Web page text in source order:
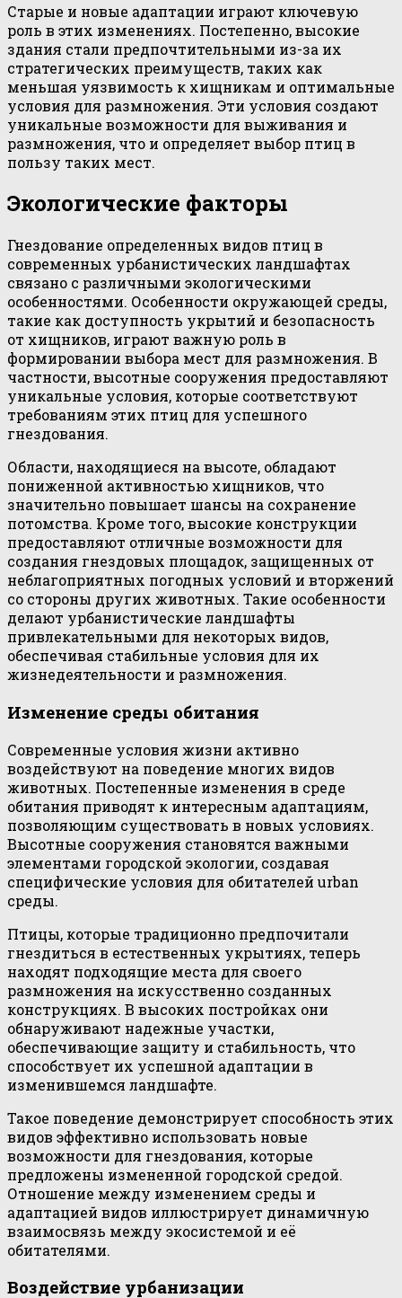
Старые и новые адаптации играют ключевую
роль в этих изменениях. Постепенно, высокие
здания стали предпочтительными из-за их
стратегических преимуществ, таких как
меньшая уязвимость к хищникам и оптимальные
условия для размножения. Эти условия создают
уникальные возможности для выживания и
размножения, что и определяет выбор птиц в
пользу таких мест.
Экологические факторы
Гнездование определенных видов птиц в
современных урбанистических ландшафтах
связано с различными экологическими
особенностями. Особенности окружающей среды,
такие как доступность укрытий и безопасность
от хищников, играют важную роль в
формировании выбора мест для размножения. В
частности, высотные сооружения предоставляют
уникальные условия, которые соответствуют
требованиям этих птиц для успешного
гнездования.
Области, находящиеся на высоте, обладают
пониженной активностью хищников, что
значительно повышает шансы на сохранение
потомства. Кроме того, высокие конструкции
предоставляют отличные возможности для
создания гнездовых площадок, защищенных от
неблагоприятных погодных условий и вторжений
со стороны других животных. Такие особенности
делают урбанистические ландшафты
привлекательными для некоторых видов,
обеспечивая стабильные условия для их
жизнедеятельности и размножения.
Изменение среды обитания
Современные условия жизни активно
воздействуют на поведение многих видов
животных. Постепенные изменения в среде
обитания приводят к интересным адаптациям,
позволяющим существовать в новых условиях.
Высотные сооружения становятся важными
элементами городской экологии, создавая
специфические условия для обитателей urban
среды.
Птицы, которые традиционно предпочитали
гнездиться в естественных укрытиях, теперь
находят подходящие места для своего
размножения на искусственно созданных
конструкциях. В высоких постройках они
обнаруживают надежные участки,
обеспечивающие защиту и стабильность, что
способствует их успешной адаптации в
изменившемся ландшафте.
Такое поведение демонстрирует способность этих
видов эффективно использовать новые
возможности для гнездования, которые
предложены измененной городской средой.
Отношение между изменением среды и
адаптацией видов иллюстрирует динамичную
взаимосвязь между экосистемой и её
обитателями.
Воздействие урбанизации